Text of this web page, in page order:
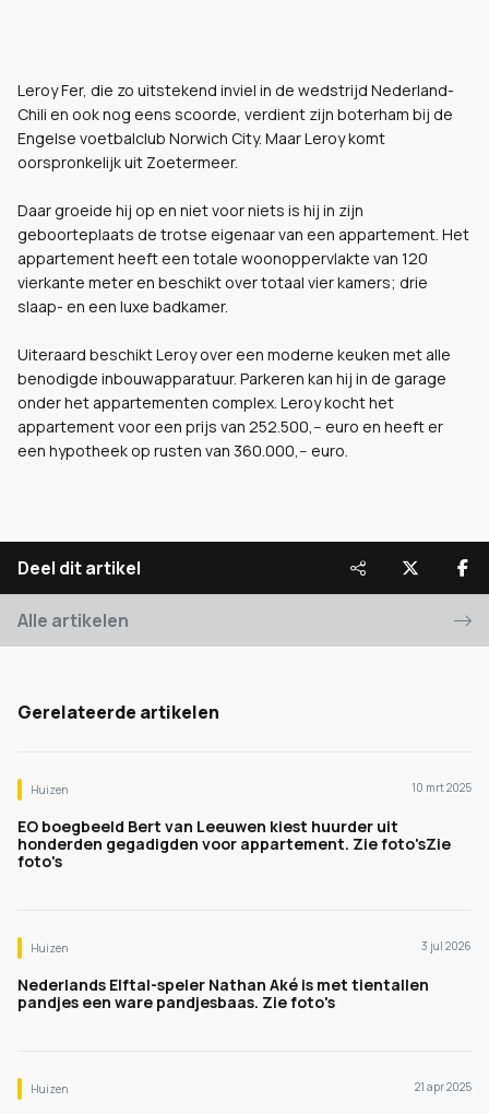
Leroy Fer, die zo uitstekend inviel in de wedstrijd Nederland-
Chili en ook nog eens scoorde, verdient zijn boterham bij de
Engelse voetbalclub Norwich City. Maar Leroy komt
oorspronkelijk uit Zoetermeer.
Daar groeide hij op en niet voor niets is hij in zijn
geboorteplaats de trotse eigenaar van een appartement. Het
appartement heeft een totale woonoppervlakte van 120
vierkante meter en beschikt over totaal vier kamers; drie
slaap- en een luxe badkamer.
Uiteraard beschikt Leroy over een moderne keuken met alle
benodigde inbouwapparatuur. Parkeren kan hij in de garage
onder het appartementen complex. Leroy kocht het
appartement voor een prijs van 252.500,-- euro en heeft er
een hypotheek op rusten van 360.000,-- euro.
Deel dit artikel
Alle artikelen
Gerelateerde artikelen
Huizen 10 mrt 2025
EO boegbeeld Bert van Leeuwen kiest huurder uit
honderden gegadigden voor appartement. Zie foto'sZie
foto's
Huizen 3 jul 2026
Nederlands Elftal-speler Nathan Aké is met tientallen
pandjes een ware pandjesbaas. Zie foto's
Huizen 21 apr 2025